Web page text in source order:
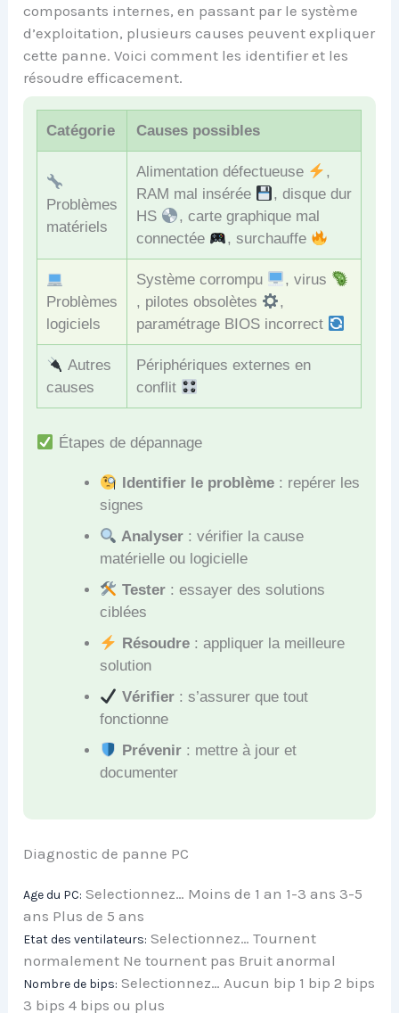
composants internes, en passant par le système
d’exploitation, plusieurs causes peuvent expliquer
cette panne. Voici comment les identifier et les
résoudre efficacement.
Catégorie Causes possibles
Problèmes
matériels
Alimentation défectueuse
,
RAM mal insérée
, disque dur
HS
, carte graphique mal
connectée
, surchauffe
Problèmes
logiciels
Système corrompu
, virus
, pilotes obsolètes
,
paramétrage BIOS incorrect
Autres
causes
Périphériques externes en
conflit
Étapes de dépannage
Identifier le problème: repérer les
signes
Analyser: vérifier la cause
matérielle ou logicielle
Tester: essayer des solutions
ciblées
Résoudre: appliquer la meilleure
solution
Vérifier: s’assurer que tout
fonctionne
Prévenir: mettre à jour et
documenter
Diagnostic de panne PC
Age du PC: Selectionnez… Moins de 1 an 1-3 ans 3-5
ans Plus de 5 ans
Etat des ventilateurs: Selectionnez… Tournent
normalement Ne tournent pas Bruit anormal
Nombre de bips: Selectionnez… Aucun bip 1 bip 2 bips
3 bips 4 bips ou plus